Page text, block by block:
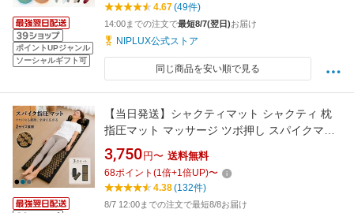
ポイントUPジャンル
ソーシャルギフト可
4.67(49件)
14:00までの注文で最短8/7(翌日)お届け
NIPLUX公式ストア
同じ商品を安い順で見る
【当日発送】シャクティマット シャクティ 枕
指圧マット マッサージ ツボ押し スパイクマッ
ト シャクティーマット シート 鍼灸 ヨガマット
全身 リラクゼーション 筋肉 リラックス トレー
ニング フィットネス 足元ケア 足裏刺激 足ツボ
足つぼ 足裏 折りたたみ
3,750 円〜 送料無料
68ポイント (1倍+1倍UP)〜
4.38(132件)
8/7 12:00までの注文で最短8/8お届け